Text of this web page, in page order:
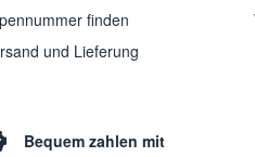
finden
und Lieferung
Bequem zahlen mit